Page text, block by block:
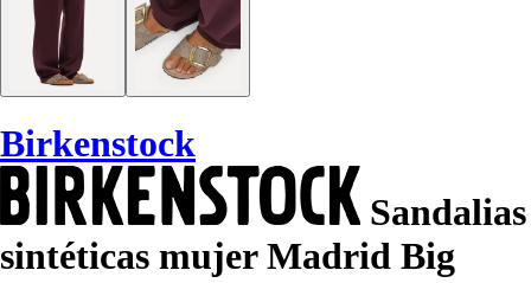
Birkenstock
Sandalias
sintéticas mujer Madrid Big